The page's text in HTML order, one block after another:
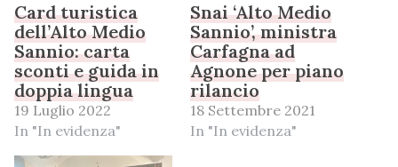
Card turistica
dell’Alto Medio
Sannio: carta
sconti e guida in
doppia lingua
19 Luglio 2022
In "In evidenza"
Snai ‘Alto Medio
Sannio’, ministra
Carfagna ad
Agnone per piano
rilancio
18 Settembre 2021
In "In evidenza"